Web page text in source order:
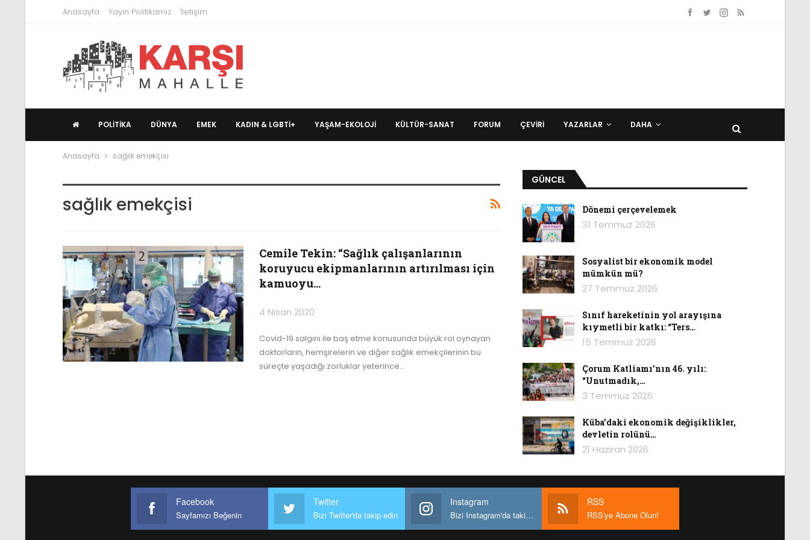
Anasayfa Yayın Politikamız İletişim
POLITIKA DÜNYA EMEK KADIN & LGBTİ+ YAŞAM-EKOLOJI KÜLTÜR-SANAT FORUM ÇEVIRI YAZARLAR DAHA
Anasayfa sağlık emekçisi
sağlık emekçisi
Cemile Tekin: “Sağlık çalışanlarının
koruyucu ekipmanlarının artırılması için
kamuoyu…
4 Nisan 2020
Covid-19 salgını ile baş etme konusunda büyük rol oynayan
doktorların, hemşirelerin ve diğer sağlık emekçilerinin bu
süreçte yaşadığı zorluklar yeterince…
GÜNCEL
Dönemi çerçevelemek
31 Temmuz 2026
Sosyalist bir ekonomik model
mümkün mü?
27 Temmuz 2026
Sınıf hareketinin yol arayışına
kıymetli bir katkı: “Ters…
15 Temmuz 2026
Çorum Katliamı’nın 46. yılı:
“Unutmadık,…
3 Temmuz 2026
Küba’daki ekonomik değişiklikler,
devletin rolünü…
21 Haziran 2026
Facebook
Sayfamızı Beğenin
Twitter
Bizi Twitter'da takip edin
Instagram
Bizi Instagram'da takip edin
RSS
RSS'ye Abone Olun!